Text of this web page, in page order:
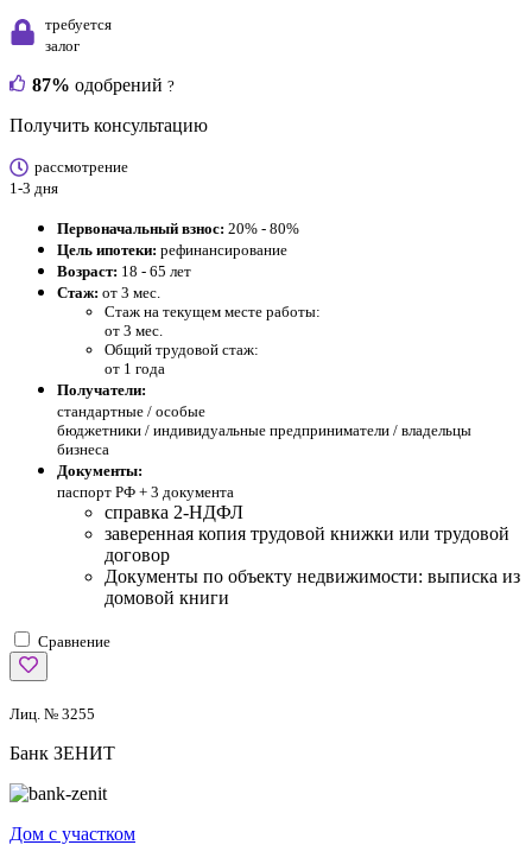
требуется
залог
87% одобрений ?
Получить консультацию
рассмотрение
1-3 дня
Первоначальный взнос: 20% - 80%
Цель ипотеки: рефинансирование
Возраст: 18 - 65 лет
Стаж: от 3 мес.
Стаж на текущем месте работы:
от 3 мес.
Общий трудовой стаж:
от 1 года
Получатели:
стандартные / особые
бюджетники / индивидуальные предприниматели / владельцы
бизнеса
Документы:
паспорт РФ + 3 документа
справка 2-НДФЛ
заверенная копия трудовой книжки или трудовой
договор
Документы по объекту недвижимости: выписка из
домовой книги
Сравнение
Лиц. № 3255
Банк ЗЕНИТ
Дом с участком